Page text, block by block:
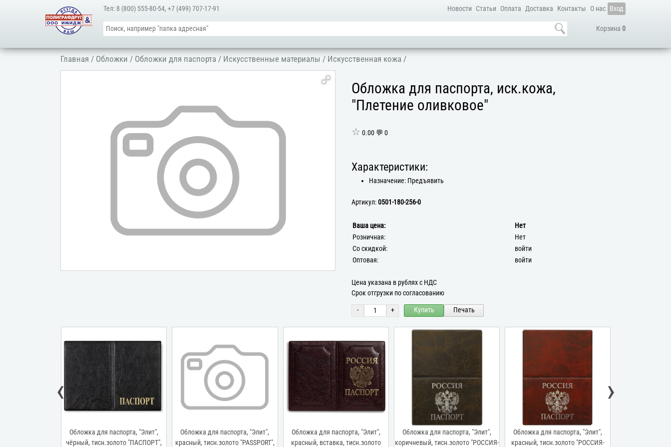
Новости Статьи Оплата Доставка Контакты О нас Вход
Корзина 0
Тел: 8 (800) 555-80-54,+7 (499) 707-17-91
Главная / Обложки / Обложки для паспорта / Искусственные материалы / Искусственная кожа /
Обложка для паспорта, иск.кожа,
"Плетение оливковое"
☆ 0.00 💬 0
Характеристики:
Назначение: Предъявить
Артикул:0501-180-256-0
Ваша цена:
Нет
Розничная:
Нет
Со скидкой:
войти
Оптовая:
войти
Цена указана в рублях с НДС
Срок отгрузки по согласованию
- + Купить Печать
Обложка для паспорта, "Элит",
чёрный, тисн.золото "ПАСПОРТ",
Обложка для паспорта, "Элит",
красный, тисн.золото "PASSPORT",
Обложка для паспорта, "Элит",
красный, вставка, тисн.золото
Обложка для паспорта, "Элит",
коричневый, тисн.золото "РОССИЯ-
Обложка для паспорта, "Элит",
красный, тисн.золото "РОССИЯ-
‹ ›